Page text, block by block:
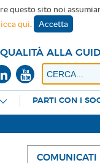
questo sito noi
qui Accetta
ALLA
PARTI CON I
COMUNICATI